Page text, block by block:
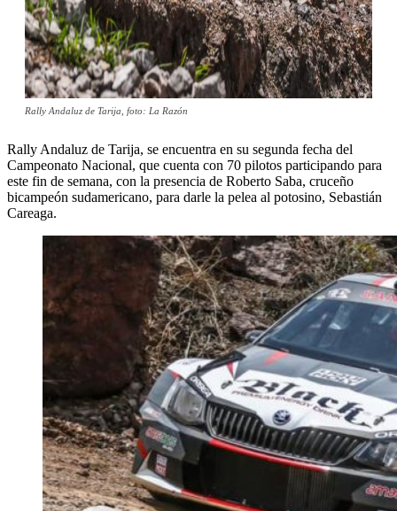
Rally Andaluz de Tarija, foto: La Razón
Rally Andaluz de Tarija, se encuentra en su segunda fecha del
Campeonato Nacional, que cuenta con 70 pilotos participando para
este fin de semana, con la presencia de Roberto Saba, cruceño
bicampeón sudamericano, para darle la pelea al potosino, Sebastián
Careaga.